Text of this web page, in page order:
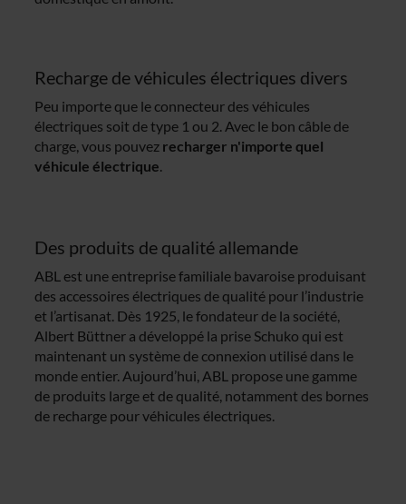
Recharge de véhicules électriques divers
Peu importe que le connecteur des véhicules
électriques soit de type 1 ou 2. Avec le bon câble de
charge, vous pouvez recharger n'importe quel
véhicule électrique.
Des produits de qualité allemande
ABL est une entreprise familiale bavaroise produisant
des accessoires électriques de qualité pour l’industrie
et l’artisanat. Dès 1925, le fondateur de la société,
Albert Büttner a développé la prise Schuko qui est
maintenant un système de connexion utilisé dans le
monde entier. Aujourd’hui, ABL propose une gamme
de produits large et de qualité, notamment des bornes
de recharge pour véhicules électriques.